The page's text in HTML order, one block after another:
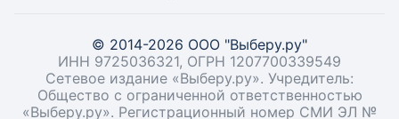
© 2014-2026 ООО "Выберу.ру"
ИНН 9725036321, ОГРН 1207700339549
Сетевое издание «Выберу.ру». Учредитель:
Общество с ограниченной ответственностью
«Выберу.ру». Регистрационный номер СМИ ЭЛ №